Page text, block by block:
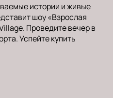
истории и живые
шоу «Взрослая
Проведите вечер в
Успейте купить